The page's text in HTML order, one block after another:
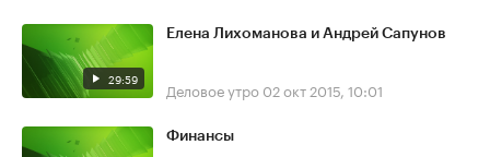
29:59
Елена Лихоманова и Андрей Сапунов
Деловое утро 02 окт 2015, 10:01
Финансы